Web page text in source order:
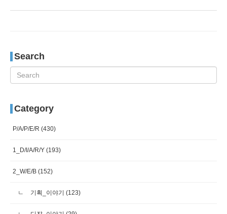
Search
Category
P/A/P/E/R (430)
1_D/I/A/R/Y (193)
2_W/E/B (152)
기획_이야기 (123)